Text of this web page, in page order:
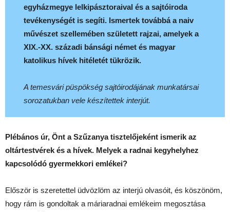
egyházmegye lelkipásztoraival és a sajtóiroda
tevékenységét is segíti. Ismertek továbbá a naiv
művészet szellemében született rajzai, amelyek a
XIX.-XX. századi bánsági német és magyar
katolikus hívek hitéletét tükrözik.
A temesvári püspökség sajtóirodájának munkatársai
sorozatukban vele készítettek interjút.
Plébános úr, Önt a Szűzanya tisztelőjeként ismerik az
oltártestvérek és a hívek. Melyek a radnai kegyhelyhez
kapcsolódó gyermekkori emlékei?
Először is szeretettel üdvözlöm az interjú olvasóit, és köszönöm,
hogy rám is gondoltak a máriaradnai emlékeim megosztása